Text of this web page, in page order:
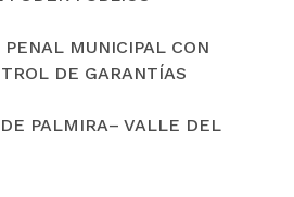
MUNICIPAL CON
DE GARANTÍAS
PALMIRA– VALLE DEL